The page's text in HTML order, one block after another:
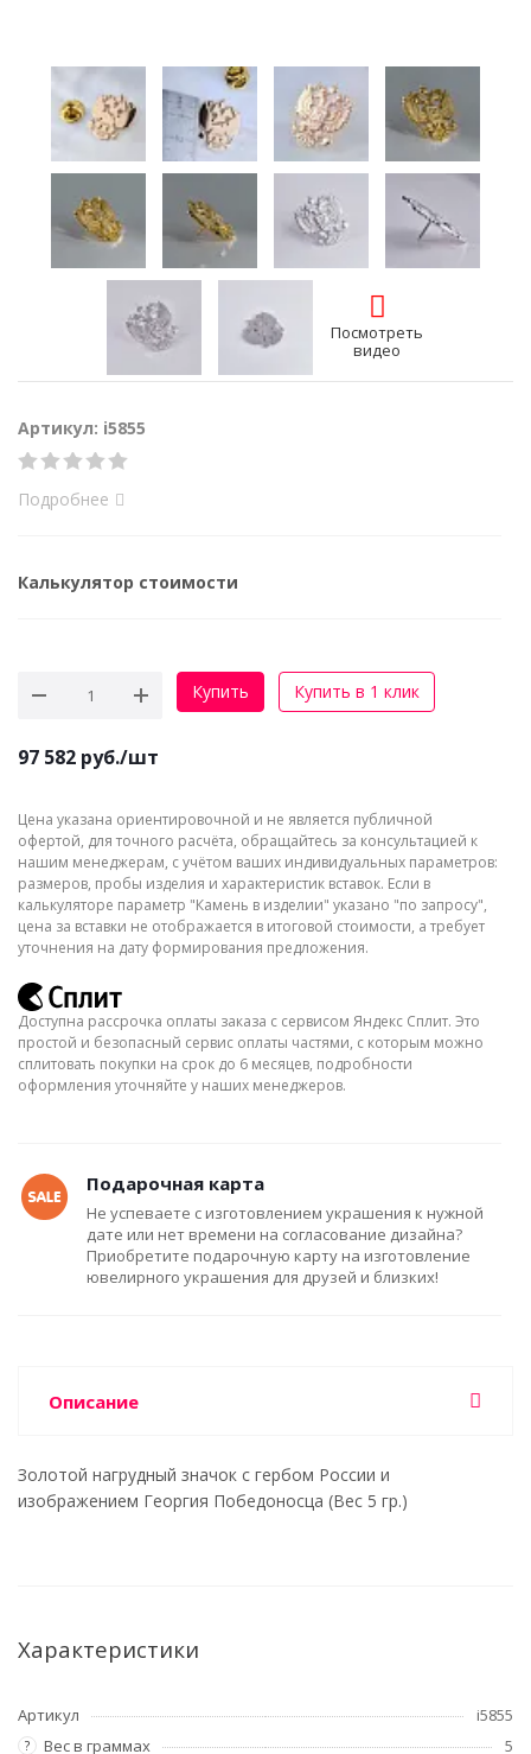
Посмотреть
видео
Артикул: i5855
Подробнее
Калькулятор стоимости
Купить Купить в 1 клик
97 582 руб./шт
Цена указана ориентировочной и не является публичной
офертой, для точного расчёта, обращайтесь за консультацией к
нашим менеджерам, с учётом ваших индивидуальных параметров:
размеров, пробы изделия и характеристик вставок. Если в
калькуляторе параметр "Камень в изделии" указано "по запросу",
цена за вставки не отображается в итоговой стоимости, а требует
уточнения на дату формирования предложения.
Доступна рассрочка оплаты заказа с сервисом Яндекс Сплит. Это
простой и безопасный сервис оплаты частями, с которым можно
сплитовать покупки на срок до 6 месяцев, подробности
оформления уточняйте у наших менеджеров.
Подарочная карта
Не успеваете с изготовлением украшения к нужной
дате или нет времени на согласование дизайна?
Приобретите подарочную карту на изготовление
ювелирного украшения для друзей и близких!
Описание
Золотой нагрудный значок с гербом России и
изображением Георгия Победоносца (Вес 5 гр.)
Характеристики
Артикул i5855
? Вес в граммах 5